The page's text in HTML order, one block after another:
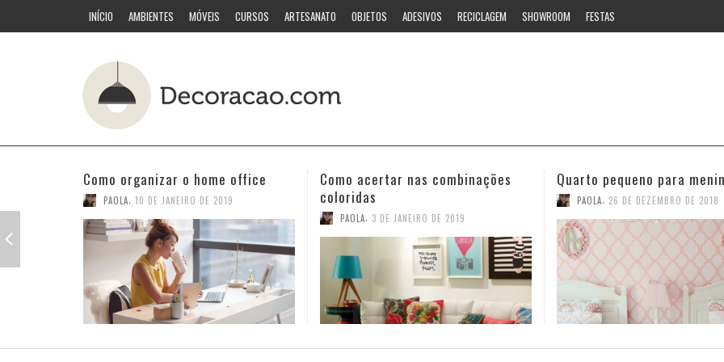
INÍCIO AMBIENTES MÓVEIS CURSOS ARTESANATO OBJETOS ADESIVOS RECICLAGEM SHOWROOM FESTAS
Como acertar nas combinações
coloridas
PAOLA, 3 DE JANEIRO DE 2019
Quarto pequeno para meninas
PAOLA, 26 DE DEZEMBRO DE 2018
Ideias estilosas para o
PAOLA 12 DE NOVEMBRO DE 2018